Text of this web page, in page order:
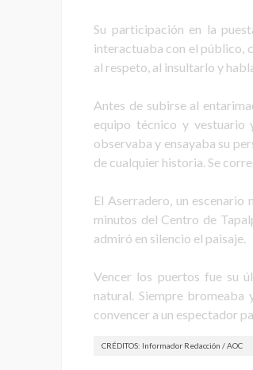
Su participación en la
interactuaba con el público,
al respeto, al insultarlo y
Antes de subirse al
equipo técnico y vestuario
observaba y ensayaba su
de cualquier historia. Se
El Aserradero, un
minutos del Centro de
admiró en silencio el paisaje.
Vencer los puertos fue su
natural. Siempre
convencer a un espectador
CRÉDITOS: Informador Redacción / AOC